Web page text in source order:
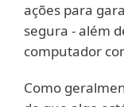
ações para
segura - além
computador
Como